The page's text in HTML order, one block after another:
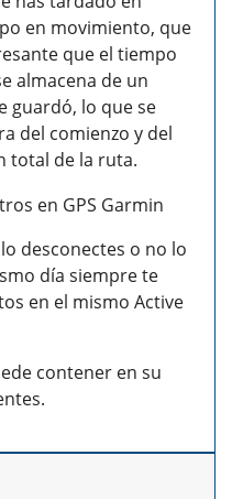
en movimiento, que
que el tiempo
almacena de un
guardó, lo que se
del comienzo y del
total de la ruta.
desconectes o no lo
día siempre te
en el mismo Active
contener en su